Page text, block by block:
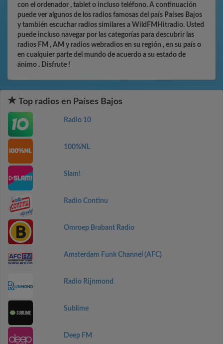
con el ordenador , tablet o incluso teléfono. A continuación
puede ver algunos de los radios famosas del país Países Bajos
y también escuchar radios similares a WildFMHitradio. Usted
puede incluso navegar por las categorías para descubrir las
radios FM , AM y radios webradios en su región , en su país o
en cualquier parte del mundo de acuerdo a su estado de
ánimo . Disfrute !
Top radios en Países Bajos
Radio 10
100%NL
Slam!
Radio Continu
Omroep Brabant Radio
Amsterdam Funk Channel (AFC)
Radio Rijnmond
Sublime
Deep FM